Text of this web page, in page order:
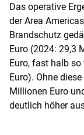
Das operative
der Area
Brandschutz
Euro (2024: 29,3
Euro, fast halb
Euro). Ohne
Millionen Euro
deutlich höher